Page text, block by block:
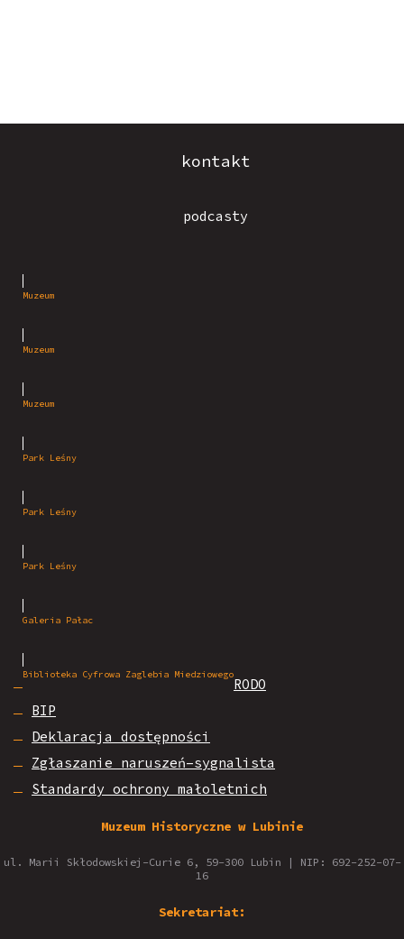
kontakt
podcasty
Muzeum
Muzeum
Muzeum
Park Leśny
Park Leśny
Park Leśny
Galeria Pałac
Biblioteka Cyfrowa Zaglebia Miedziowego
RODO
BIP
Deklaracja dostępności
Zgłaszanie naruszeń–sygnalista
Standardy ochrony małoletnich
Muzeum Historyczne w Lubinie
ul. Marii Skłodowskiej-Curie 6, 59-300 Lubin | NIP: 692-252-07-
16
Sekretariat: